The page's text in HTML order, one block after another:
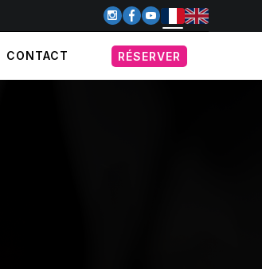
CONTACT RÉSERVER